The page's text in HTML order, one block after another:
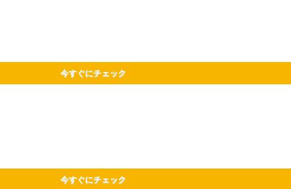
今すぐにチェック
今すぐにチェック